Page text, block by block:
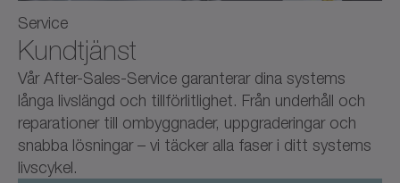
Service
Kundtjänst
Vår After-Sales-Service garanterar dina systems
långa livslängd och tillförlitlighet. Från underhåll och
reparationer till ombyggnader, uppgraderingar och
snabba lösningar – vi täcker alla faser i ditt systems
livscykel.